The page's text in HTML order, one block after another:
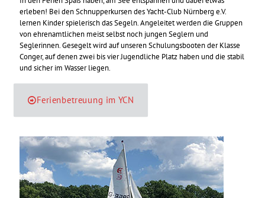
erleben! Bei den Schnupperkursen des Yacht-Club Nürnberg e.V.
lernen Kinder spielerisch das Segeln. Angeleitet werden die Gruppen
von ehrenamtlichen meist selbst noch jungen Seglern und
Seglerinnen. Gesegelt wird auf unseren Schulungsbooten der Klasse
Conger, auf denen zwei bis vier Jugendliche Platz haben und die stabil
und sicher im Wasser liegen.
Ferienbetreuung im YCN